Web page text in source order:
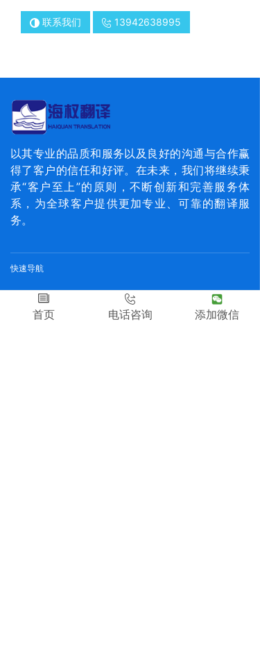
联系我们 13942638995
以其专业的品质和服务以及良好的沟通与合作赢
得了客户的信任和好评。在未来，我们将继续秉
承“客户至上”的原则，不断创新和完善服务体
系，为全球客户提供更加专业、可靠的翻译服
务。
快速导航
文件翻译
行业翻译服务方案
首页 电话咨询 添加微信